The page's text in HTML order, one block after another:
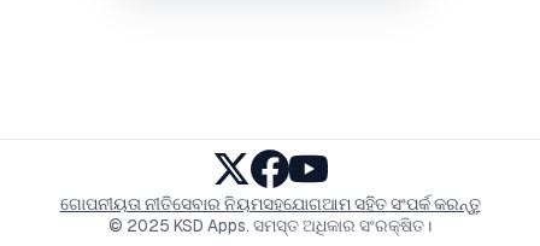
ଗୋପନୀୟତା ନୀତିସେବାର ନିୟମସହଯୋଗଆମ ସହିତ ସଂପର୍କ କରନ୍ତୁ
© 2025 KSD Apps. ସମସ୍ତ ଅଧିକାର ସଂରକ୍ଷିତ।